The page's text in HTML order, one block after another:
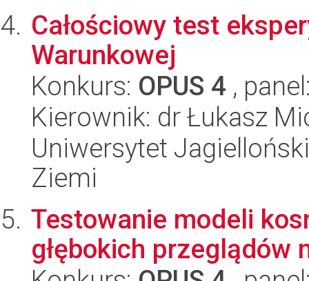
Całościowy test
Warunkowej
Konkurs: OPUS 4 ,
Kierownik: dr Łukasz
Uniwersytet
Ziemi
Testowanie modeli
głębokich przeglądów